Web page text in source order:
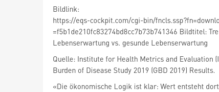
Bildlink:
https://eqs-cockpit.com/cgi-bin/
=f5b1de210fc83274bd8cc7b73b741346 Bildtitel:
Lebenserwartung vs. gesunde Lebenserwartung
Quelle: Institute for Health Metrics and Evaluation
Burden of Disease Study 2019 (GBD 2019) Results.
«Die ökonomische Logik ist klar: Wert entsteht